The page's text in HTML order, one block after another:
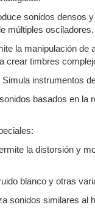
sonidos densos
múltiples osciladores.
la manipulación de
crear timbres
Simula instrumentos
basados en la
la distorsión y
blanco y otras
sonidos similares al